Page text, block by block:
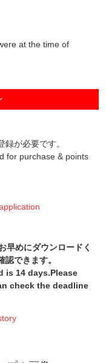
at the time of
が必要です。
for purchase & points
早めにダウンロードく
できます。
is 14 days.Please
check the deadline